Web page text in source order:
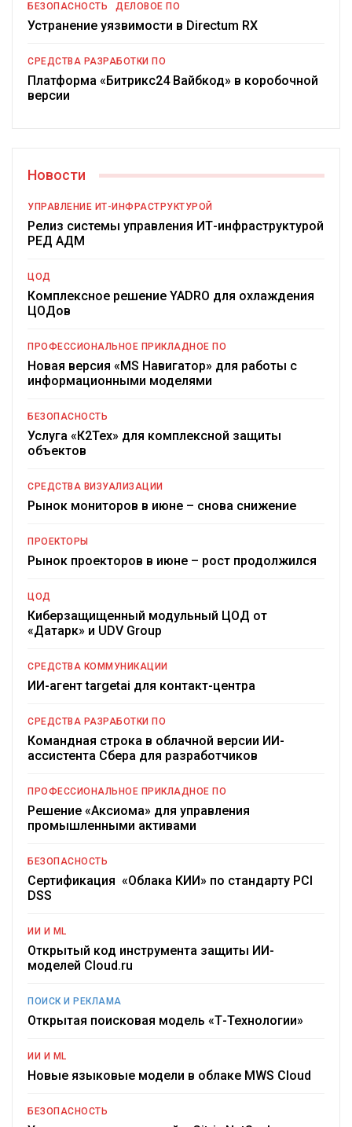
БЕЗОПАСНОСТЬ ДЕЛОВОЕ ПО
Устранение уязвимости в Directum RX
СРЕДСТВА РАЗРАБОТКИ ПО
Платформа «Битрикс24 Вайбкод» в коробочной
версии
Новости
УПРАВЛЕНИЕ ИТ-ИНФРАСТРУКТУРОЙ
Релиз системы управления ИТ-инфраструктурой
РЕД АДМ
ЦОД
Комплексное решение YADRO для охлаждения
ЦОДов
ПРОФЕССИОНАЛЬНОЕ ПРИКЛАДНОЕ ПО
Новая версия «MS Навигатор» для работы с
информационными моделями
БЕЗОПАСНОСТЬ
Услуга «К2Тех» для комплексной защиты
объектов
СРЕДСТВА ВИЗУАЛИЗАЦИИ
Рынок мониторов в июне – снова снижение
ПРОЕКТОРЫ
Рынок проекторов в июне – рост продолжился
ЦОД
Киберзащищенный модульный ЦОД от
«Датарк» и UDV Group
СРЕДСТВА КОММУНИКАЦИИ
ИИ-агент targetai для контакт-центра
СРЕДСТВА РАЗРАБОТКИ ПО
Командная строка в облачной версии ИИ-
ассистента Сбера для разработчиков
ПРОФЕССИОНАЛЬНОЕ ПРИКЛАДНОЕ ПО
Решение «Аксиома» для управления
промышленными активами
БЕЗОПАСНОСТЬ
Сертификация «Облака КИИ» по стандарту PCI
DSS
ИИ И ML
Открытый код инструмента защиты ИИ-
моделей Cloud.ru
ПОИСК И РЕКЛАМА
Открытая поисковая модель «Т-Технологии»
ИИ И ML
Новые языковые модели в облаке MWS Cloud
БЕЗОПАСНОСТЬ